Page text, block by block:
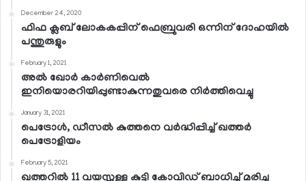
December 24, 2020
ഫിഫ ക്ലബ് ലോകകപ്പിന് ഫെബ്രുവരി ഒന്നിന് ദോഹയില്‍
പന്തുരുളും
February 1, 2021
അല്‍ ഖോര്‍ കാര്‍ണിവെല്‍
ഇനിയൊരറിയിപ്പുണ്ടാകുന്നതുവരെ നിര്‍ത്തിവെച്ചു
January 31, 2021
പെട്രോള്‍, ഡീസല്‍ കുത്തനെ വര്‍ദ്ധിപ്പിച്ച് ഖത്തര്‍
പെട്രോളിയം
February 5, 2021
ഖത്തറില്‍ 11 വയസ്സുള്ള കുട്ടി കോവിഡ് ബാധിച്ച് മരിച്ചു